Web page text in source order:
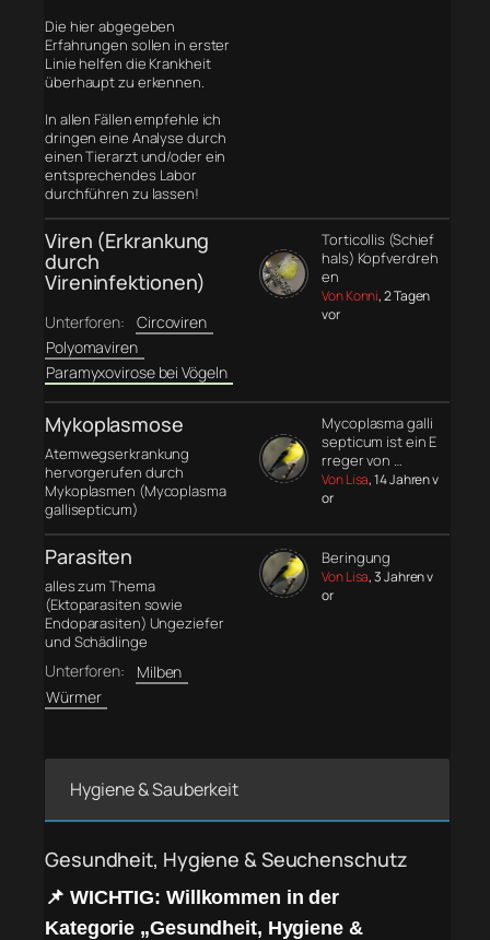
Die hier abgegeben
Erfahrungen sollen in erster
Linie helfen die Krankheit
überhaupt zu erkennen.
In allen Fällen empfehle ich
dringen eine Analyse durch
einen Tierarzt und/oder ein
entsprechendes Labor
durchführen zu lassen!
Viren (Erkrankung
durch
Vireninfektionen)
Unterforen:
Circoviren
Polyomaviren
Paramyxovirose bei Vögeln
Torticollis (Schief
hals) Kopfverdreh
en
Von Konni, 2 Tagen
vor
Mykoplasmose
Atemwegserkrankung
hervorgerufen durch
Mykoplasmen (Mycoplasma
gallisepticum)
Mycoplasma galli
septicum ist ein E
rreger von …
Von Lisa, 14 Jahren v
or
Parasiten
alles zum Thema
(Ektoparasiten sowie
Endoparasiten) Ungeziefer
und Schädlinge
Unterforen:
Milben
Würmer
Beringung
Von Lisa, 3 Jahren v
or
Hygiene & Sauberkeit
Gesundheit, Hygiene & Seuchenschutz
📌 WICHTIG: Willkommen in der
Kategorie „Gesundheit, Hygiene &